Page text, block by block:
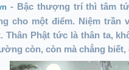
- Bậc thượng trí thì tâm
cho một điểm. Niệm
Thân Phật tức là thân ta,
còn, còn mà chẳng biết,